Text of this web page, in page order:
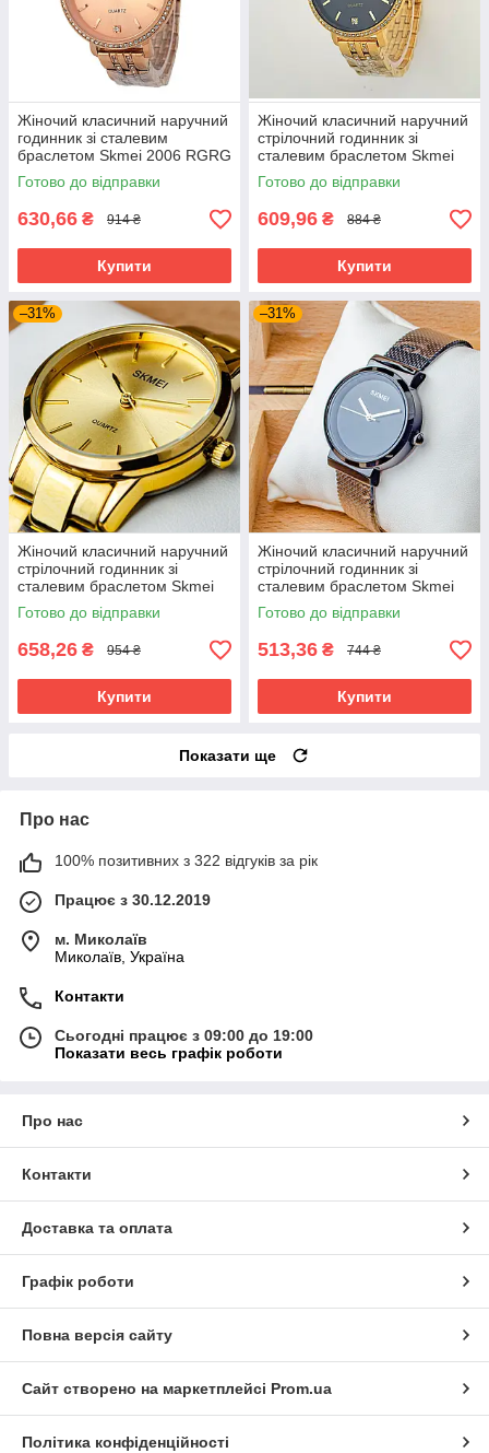
Жіночий класичний наручний
годинник зі сталевим
браслетом Skmei 2006 RGRG
Готово до відправки
630,66 ₴ 914 ₴
Купити
Жіночий класичний наручний
стрілочний годинник зі
сталевим браслетом Skmei
2006 GDBK
Готово до відправки
609,96 ₴ 884 ₴
Купити
–31%
Жіночий класичний наручний
стрілочний годинник зі
сталевим браслетом Skmei
1695 GD
Готово до відправки
658,26 ₴ 954 ₴
Купити
–31%
Жіночий класичний наручний
стрілочний годинник зі
сталевим браслетом Skmei
1595 BK
Готово до відправки
513,36 ₴ 744 ₴
Купити
Показати ще
Про нас
100% позитивних з 322 відгуків за рік
Працює з 30.12.2019
м. Миколаїв
Миколаїв, Україна
Контакти
Сьогодні працює з 09:00 до 19:00
Показати весь графік роботи
Про нас
Контакти
Доставка та оплата
Графік роботи
Повна версія сайту
Сайт створено на маркетплейсі Prom.ua
Політика конфіденційності